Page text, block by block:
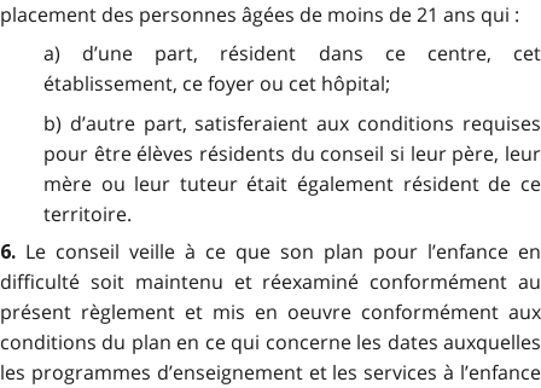
placement des personnes âgées de moins de 21 ans qui :
a) d’une part, résident dans ce centre, cet
établissement, ce foyer ou cet hôpital;
b) d’autre part, satisferaient aux conditions requises
pour être élèves résidents du conseil si leur père, leur
mère ou leur tuteur était également résident de ce
territoire.
6. Le conseil veille à ce que son plan pour l’enfance en
difficulté soit maintenu et réexaminé conformément au
présent règlement et mis en oeuvre conformément aux
conditions du plan en ce qui concerne les dates auxquelles
les programmes d’enseignement et les services à l’enfance